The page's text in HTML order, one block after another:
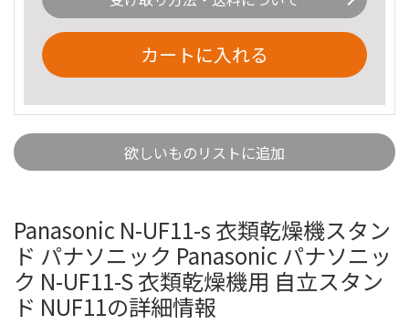
カートに入れる
欲しいものリストに追加
Panasonic N-UF11-s 衣類乾燥機スタン
ド パナソニック Panasonic パナソニッ
ク N-UF11-S 衣類乾燥機用 自立スタン
ド NUF11の詳細情報